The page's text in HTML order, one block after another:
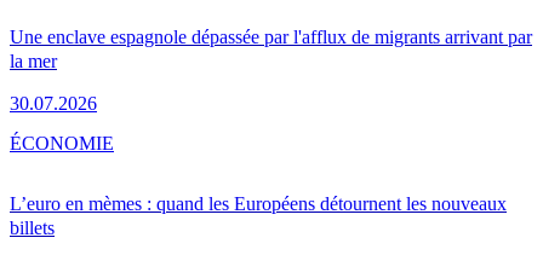
Une enclave espagnole dépassée par l'afflux de migrants arrivant par
la mer
30.07.2026
L’euro en mèmes : quand les Européens détournent les nouveaux
billets
ÉCONOMIE